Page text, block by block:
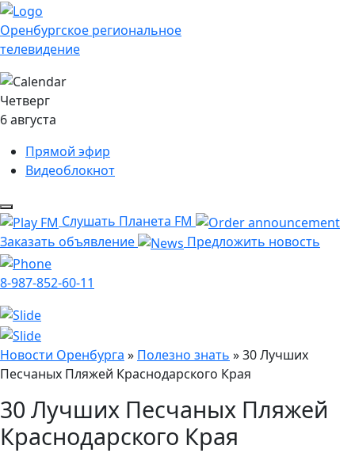
Оренбургское региональное
телевидение
Четверг
6 августа
Прямой эфир
Видеоблокнот
Слушать Планета FM
Заказать объявление
Предложить новость
8-987-852-60-11
Новости Оренбурга » Полезно знать »30 Лучших
Песчаных Пляжей Краснодарского Края
30 Лучших Песчаных Пляжей
Краснодарского Края